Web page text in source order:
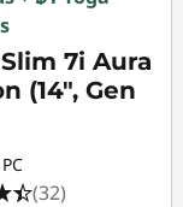
7i Aura
(14", Gen
(32)